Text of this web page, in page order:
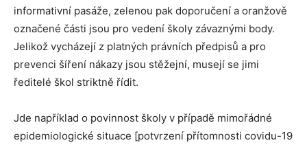
informativní pasáže, zelenou pak doporučení a oranžově
označené části jsou pro vedení školy závaznými body.
Jelikož vycházejí z platných právních předpisů a pro
prevenci šíření nákazy jsou stěžejní, musejí se jimi
ředitelé škol striktně řídit.
Jde například o povinnost školy v případě mimořádné
epidemiologické situace [potvrzení přítomnosti covidu-19